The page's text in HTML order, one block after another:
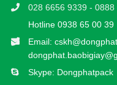
028 6656 9339 - 0888
Hotline 0938 65 00 39
Email:
Skype: Dongphatpack